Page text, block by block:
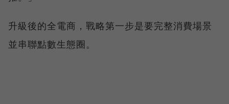
升級後的全電商，戰略第一步是要完整消費場景
並串聯點數生態圈。